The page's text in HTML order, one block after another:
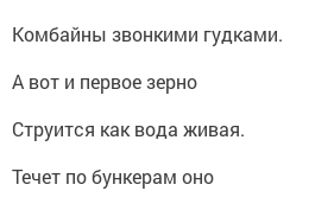
Комбайны звонкими гудками.
А вот и первое зерно
Струится как вода живая.
Течет по бункерам оно